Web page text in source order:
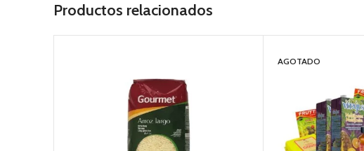
Productos relacionados
AGOTADO